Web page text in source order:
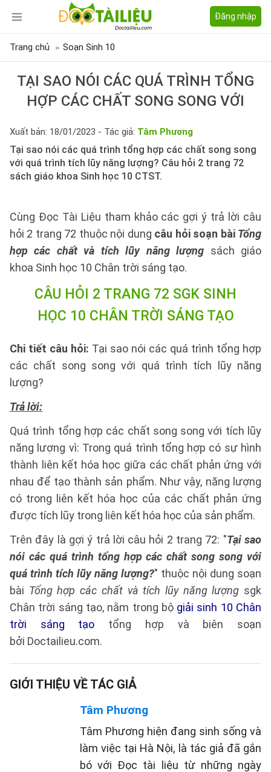
Đăng nhập
Trang chủ Soạn Sinh 10
TẠI SAO NÓI CÁC QUÁ TRÌNH TỔNG
HỢP CÁC CHẤT SONG SONG VỚI
Xuất bản: 18/01/2023 - Tác giả: Tâm Phương
Tại sao nói các quá trình tổng hợp các chất song song
với quá trình tích lũy năng lượng? Câu hỏi 2 trang 72
sách giáo khoa Sinh học 10 CTST.
Cùng Đọc Tài Liệu tham khảo các gợi ý trả lời câu
hỏi 2 trang 72 thuộc nội dung câu hỏi soạn bài Tổng
hợp các chất và tích lũy năng lượng sách giáo
khoa Sinh học 10 Chân trời sáng tạo.
CÂU HỎI 2 TRANG 72 SGK SINH
HỌC 10 CHÂN TRỜI SÁNG TẠO
Chi tiết câu hỏi: Tại sao nói các quá trình tổng hợp
các chất song song với quá trình tích lũy năng
lượng?
Trả lời:
Quá trình tổng hợp các chất song song với tích lũy
năng lượng vì: Trong quá trình tổng hợp có sự hình
thành liên kết hóa học giữa các chất phản ứng với
nhau để tạo thành sản phẩm. Như vậy, năng lượng
có trong liên kết hóa học của các chất phản ứng
được tích lũy trong liên kết hóa học của sản phẩm.
Trên đây là gợi ý trả lời câu hỏi 2 trang 72: "Tại sao
nói các quá trình tổng hợp các chất song song với
quá trình tích lũy năng lượng?" thuộc nội dung soạn
bài Tổng hợp các chất và tích lũy năng lượng sgk
Chân trời sáng tạo, nằm trong bộ giải sinh 10 Chân
trời sáng tạo tổng hợp và biên soạn
bởi Doctailieu.com.
GIỚI THIỆU VỀ TÁC GIẢ
Tâm Phương
Tâm Phương hiện đang sinh sống và
làm việc tại Hà Nội, là tác giả đã gắn
bó với Đọc tài liệu từ những ngày